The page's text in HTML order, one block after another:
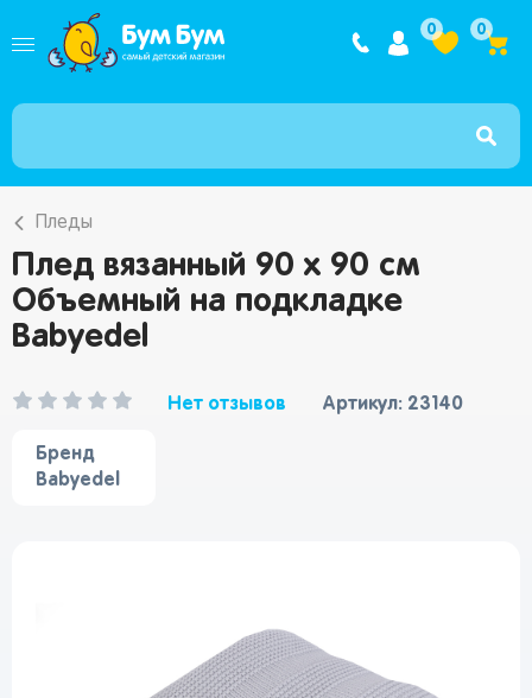
Интернет
0 0
Пледы
Плед вязанный 90 х 90 см
Объемный на подкладке
Babyedel
Нет отзывов Артикул: 23140
Бренд
Babyedel